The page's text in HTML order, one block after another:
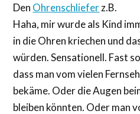
Den Ohrenschlieferz.B.
Haha, mir wurde als Kind
in die Ohren kriechen und
würden. Sensationell. Fast
dass man vom vielen
bekäme. Oder die Augen
bleiben könnten. Oder man